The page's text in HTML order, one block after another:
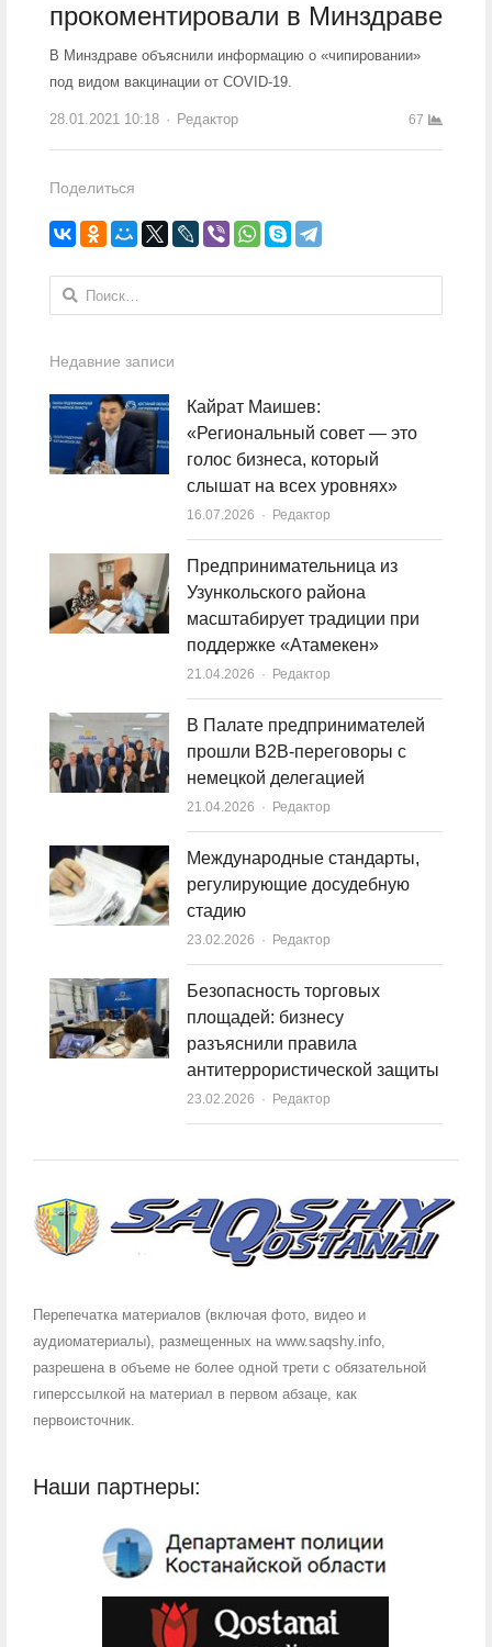
прокоментировали в Минздраве
В Минздраве объяснили информацию о «чипировании»
под видом вакцинации от COVID-19.
28.01.2021 10:18 Author
Редактор 67
Поделиться
Найти:
Недавние записи
Кайрат Маишев:
«Региональный совет — это
голос бизнеса, который
слышат на всех уровнях»
16.07.2026 Author
Редактор
Предпринимательница из
Узункольского района
масштабирует традиции при
поддержке «Атамекен»
21.04.2026 Author
Редактор
В Палате предпринимателей
прошли B2B-переговоры с
немецкой делегацией
21.04.2026 Author
Редактор
Международные стандарты,
регулирующие досудебную
стадию
23.02.2026 Author
Редактор
Безопасность торговых
площадей: бизнесу
разъяснили правила
антитеррористической защиты
23.02.2026 Author
Редактор
Перепечатка материалов (включая фото, видео и
аудиоматериалы), размещенных на www.saqshy.info,
разрешена в объеме не более одной трети с обязательной
гиперссылкой на материал в первом абзаце, как
первоисточник.
Наши партнеры: